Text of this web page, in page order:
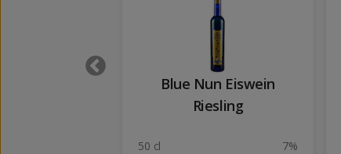
Blue Nun Eiswein
Riesling
50 cl 7%